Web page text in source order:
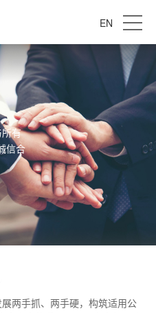
EN
有
信合
两手抓、两手硬，构筑适用公